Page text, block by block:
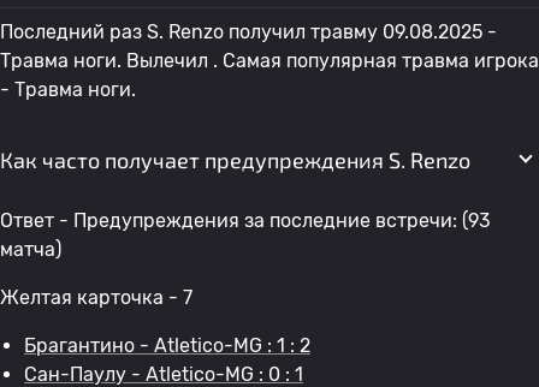
Последний раз S. Renzo получил травму 09.08.2025 -
Травма ноги. Вылечил . Самая популярная травма игрока
- Травма ноги.
Как часто получает предупреждения S. Renzo
Ответ - Предупреждения за последние встречи: (93
матча)
Желтая карточка - 7
Брагантино - Atletico-MG : 1 : 2
Сан-Паулу - Atletico-MG : 0 : 1